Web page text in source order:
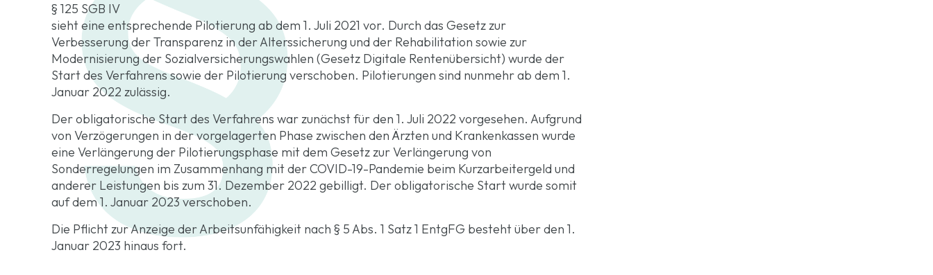
§ 125 SGB IV
sieht eine entsprechende Pilotierung ab dem 1. Juli 2021 vor. Durch das Gesetz zur
Verbesserung der Transparenz in der Alterssicherung und der Rehabilitation sowie zur
Modernisierung der Sozialversicherungswahlen (Gesetz Digitale Rentenübersicht) wurde der
Start des Verfahrens sowie der Pilotierung verschoben. Pilotierungen sind nunmehr ab dem 1.
Januar 2022 zulässig.
Der obligatorische Start des Verfahrens war zunächst für den 1. Juli 2022 vorgesehen. Aufgrund
von Verzögerungen in der vorgelagerten Phase zwischen den Ärzten und Krankenkassen wurde
eine Verlängerung der Pilotierungsphase mit dem Gesetz zur Verlängerung von
Sonderregelungen im Zusammenhang mit der COVID-19-Pandemie beim Kurzarbeitergeld und
anderer Leistungen bis zum 31. Dezember 2022 gebilligt. Der obligatorische Start wurde somit
auf dem 1. Januar 2023 verschoben.
Die Pflicht zur Anzeige der Arbeitsunfähigkeit nach § 5 Abs. 1 Satz 1 EntgFG besteht über den 1.
Januar 2023 hinaus fort.